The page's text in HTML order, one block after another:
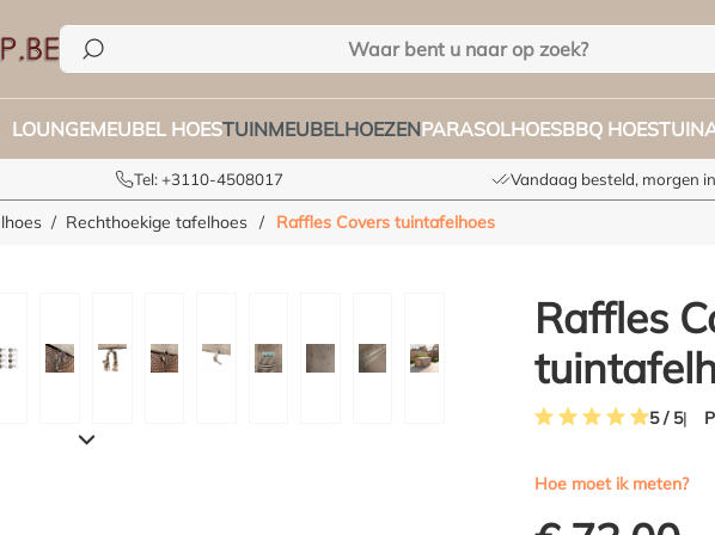
LOUNGEMEUBEL HOESTUINMEUBELHOEZENPARASOLHOESBBQ HOES
Tel: +3110-4508017 Vandaag besteld, morgen
Rechthoekige tafelhoes / Raffles Covers tuintafelhoes
Raffles
5 / 5
Hoe moet ik meten?